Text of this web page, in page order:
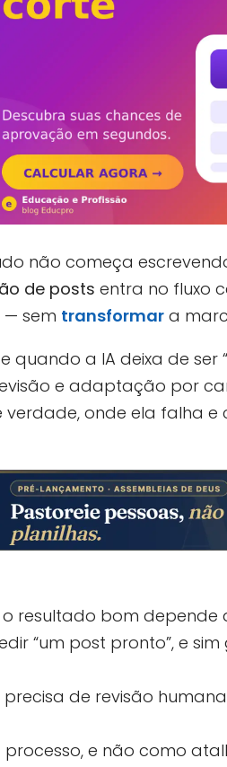
não começa
de posts entra no fluxo
sem transformar a
quando a IA deixa de
e adaptação por
onde ela falha e
resultado bom
“um post pronto”, e
de revisão
e não como